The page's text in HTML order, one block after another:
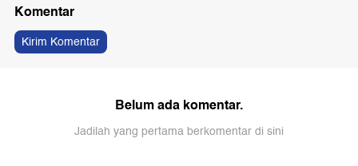
Komentar
Kirim Komentar
Belum ada komentar.
Jadilah yang pertama berkomentar di sini